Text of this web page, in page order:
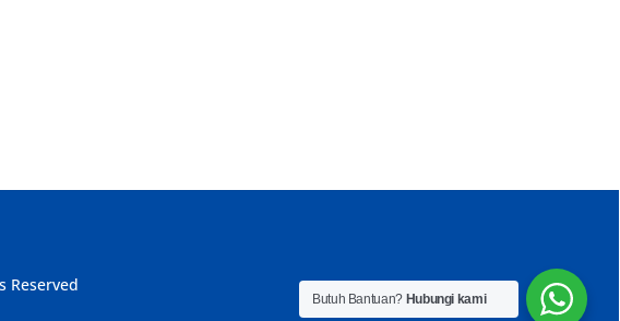
Reserved
Butuh Bantuan? Hubungi kami